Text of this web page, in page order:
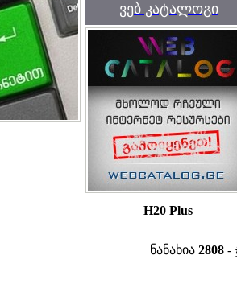
ვებ კატალოგი
H20 Plus
ნანახია 2808 -